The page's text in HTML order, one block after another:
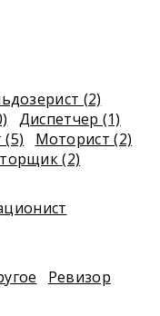
(2)
Диспетчер (1)
Моторист (2)
(2)
Ревизор